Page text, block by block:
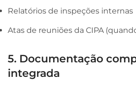
Relatórios de inspeções internas
Atas de reuniões da CIPA
5. Documentação
integrada